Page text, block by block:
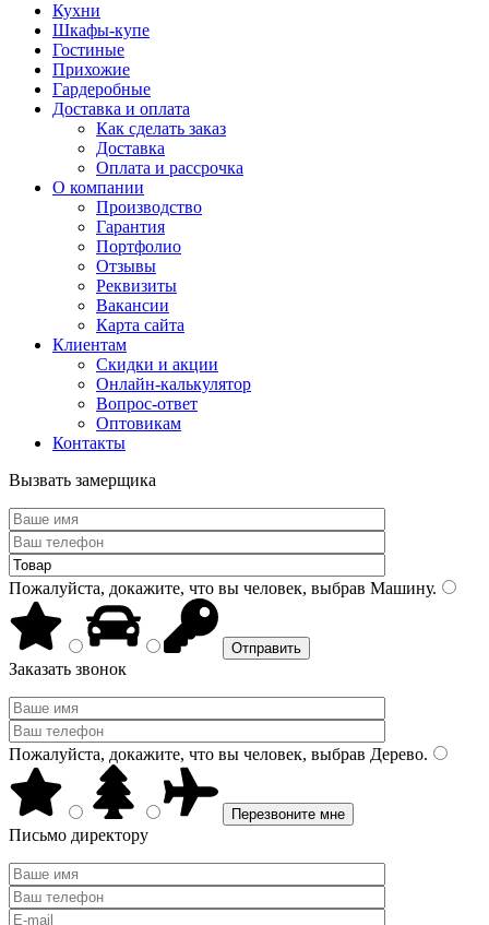
Кухни
Шкафы-купе
Гостиные
Прихожие
Гардеробные
Доставка и оплата
Как сделать заказ
Доставка
Оплата и рассрочка
О компании
Производство
Гарантия
Портфолио
Отзывы
Реквизиты
Вакансии
Карта сайта
Клиентам
Скидки и акции
Онлайн-калькулятор
Вопрос-ответ
Оптовикам
Контакты
Вызвать замерщика
Пожалуйста, докажите, что вы человек, выбрав Машину.
Заказать звонок
Пожалуйста, докажите, что вы человек, выбрав Дерево.
Письмо директору